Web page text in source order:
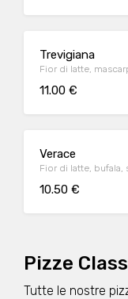
Trevigiana
Fior di latte,
11.00 €
Verace
Fior di latte,
10.50 €
Pizze
Tutte le nostre